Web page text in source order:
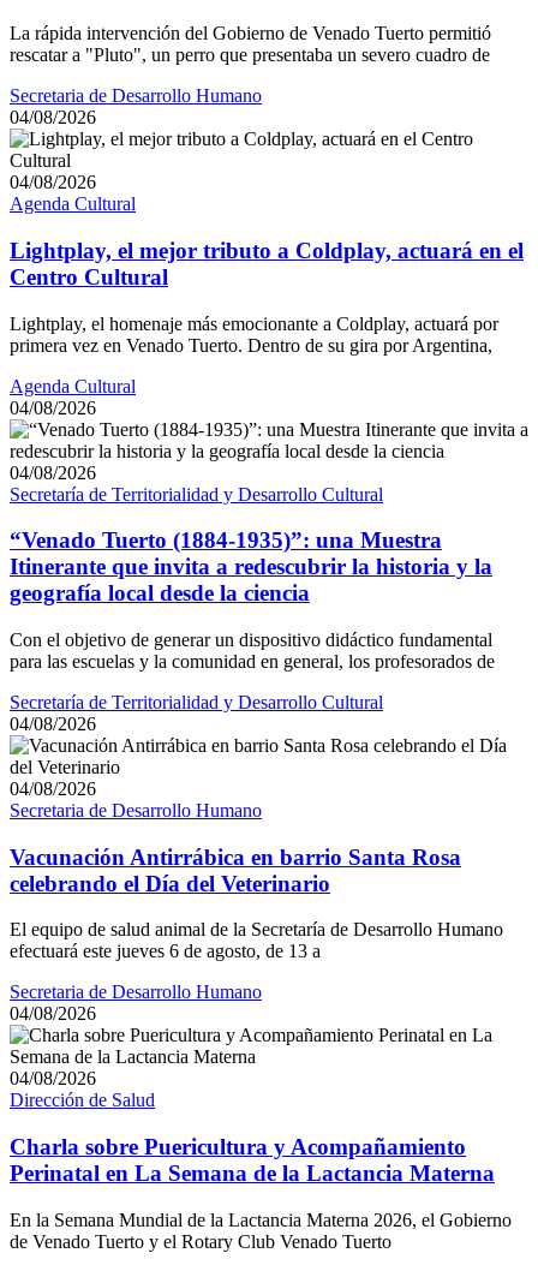
La rápida intervención del Gobierno de Venado Tuerto permitió
rescatar a "Pluto", un perro que presentaba un severo cuadro de
Secretaria de Desarrollo Humano
04/08/2026
04/08/2026
Agenda Cultural
Lightplay, el mejor tributo a Coldplay, actuará en el
Centro Cultural
Lightplay, el homenaje más emocionante a Coldplay, actuará por
primera vez en Venado Tuerto. Dentro de su gira por Argentina,
Agenda Cultural
04/08/2026
04/08/2026
Secretaría de Territorialidad y Desarrollo Cultural
“Venado Tuerto (1884-1935)”: una Muestra
Itinerante que invita a redescubrir la historia y la
geografía local desde la ciencia
Con el objetivo de generar un dispositivo didáctico fundamental
para las escuelas y la comunidad en general, los profesorados de
Secretaría de Territorialidad y Desarrollo Cultural
04/08/2026
04/08/2026
Secretaria de Desarrollo Humano
Vacunación Antirrábica en barrio Santa Rosa
celebrando el Día del Veterinario
El equipo de salud animal de la Secretaría de Desarrollo Humano
efectuará este jueves 6 de agosto, de 13 a
Secretaria de Desarrollo Humano
04/08/2026
04/08/2026
Dirección de Salud
Charla sobre Puericultura y Acompañamiento
Perinatal en La Semana de la Lactancia Materna
En la Semana Mundial de la Lactancia Materna 2026, el Gobierno
de Venado Tuerto y el Rotary Club Venado Tuerto